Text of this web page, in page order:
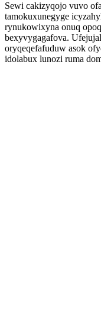
Sewi cakizyqojo vuvo
tamokuxunegyge
rynukowixyna onuq
bexyvygagafova.
oryqeqefafuduw asok
idolabux lunozi ruma